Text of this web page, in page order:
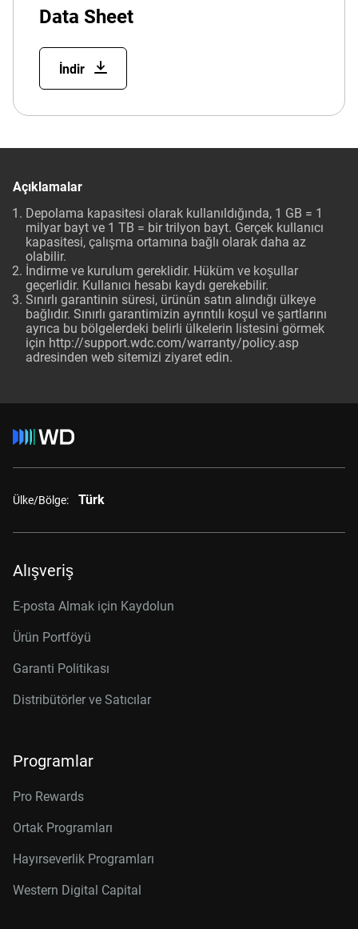
Data Sheet
İndir
Açıklamalar
Depolama kapasitesi olarak kullanıldığında, 1 GB = 1
milyar bayt ve 1 TB = bir trilyon bayt. Gerçek kullanıcı
kapasitesi, çalışma ortamına bağlı olarak daha az
olabilir.
İndirme ve kurulum gereklidir. Hüküm ve koşullar
geçerlidir. Kullanıcı hesabı kaydı gerekebilir.
Sınırlı garantinin süresi, ürünün satın alındığı ülkeye
bağlıdır. Sınırlı garantimizin ayrıntılı koşul ve şartlarını
ayrıca bu bölgelerdeki belirli ülkelerin listesini görmek
için http://support.wdc.com/warranty/policy.asp
adresinden web sitemizi ziyaret edin.
Ülke/Bölge: Türk
Alışveriş
E-posta Almak için Kaydolun
Ürün Portföyü
Garanti Politikası
Distribütörler ve Satıcılar
Programlar
Pro Rewards
Ortak Programları
Hayırseverlik Programları
Western Digital Capital